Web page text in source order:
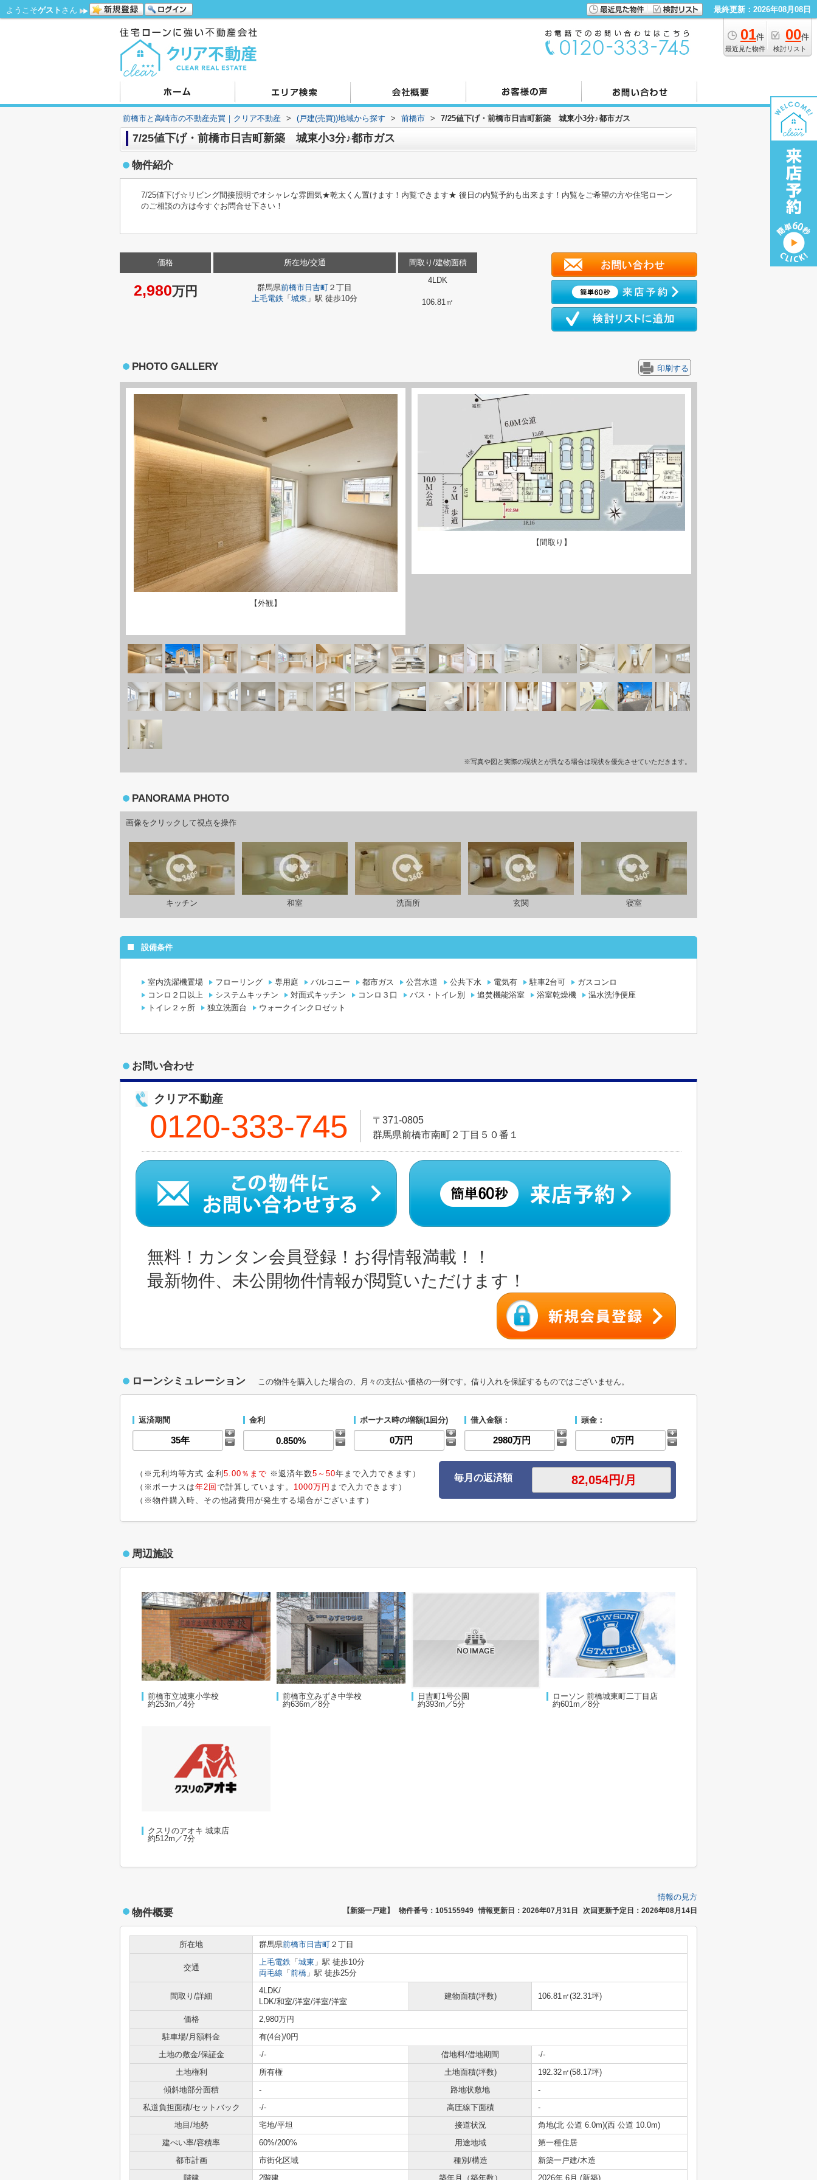
ようこそゲスト さん 最終更新：2026年08月08日
01件
最近見た物件
00件
検討リスト
前橋市と高崎市の不動産売買｜クリア不動産 > (戸建(売買))地域から探す > 前橋市 > 7/25値下げ・前橋市日吉町新築 城東小3分♪都市ガス
7/25値下げ・前橋市日吉町新築 城東小3分♪都市ガス
物件紹介
7/25値下げ☆リビング間接照明でオシャレな雰囲気★乾太くん置けます！内覧できます★ 後日の内覧予約も出来ます！内覧をご希望の方や住宅ローン
のご相談の方は今すぐお問合せ下さい！
価格
2,980万円
所在地/交通
群馬県前橋市 日吉町 ２丁目
上毛電鉄 「 城東 」駅 徒歩10分
間取り/建物面積
4LDK
106.81㎡
PHOTO GALLERY 印刷する
【外観】
【間取り】
※写真や図と実際の現状とが異なる場合は現状を優先させていただきます。
PANORAMA PHOTO
画像をクリックして視点を操作
キッチン 和室 洗面所 玄関 寝室
設備条件
室内洗濯機置場 フローリング 専用庭 バルコニー 都市ガス 公営水道 公共下水 電気有 駐車2台可
ガスコンロ
コンロ２口以上
システムキッチン 対面式キッチン コンロ３口 バス・トイレ別 追焚機能浴室 浴室乾燥機
温水洗浄便座
トイレ２ヶ所
独立洗面台 ウォークインクロゼット
お問い合わせ
クリア不動産
0120-333-745
〒371-0805
群馬県前橋市南町２丁目５０番１
無料！カンタン会員登録！お得情報満載！！
最新物件、未公開物件情報が閲覧いただけます！
ローンシミュレーション この物件を購入した場合の、月々の支払い価格の一例です。借り入れを保証するものではございません。
返済期間 金利 ボーナス時の増額(1回分) 借入金額： 頭金：
（※元利均等方式 金利 5.00％まで ※返済年数5～50年まで入力できます）
（※ボーナスは年2回 で計算しています。 1000万円 まで入力できます）
（※物件購入時、その他諸費用が発生する場合がございます）
毎月の返済額
周辺施設
前橋市立城東小学校
約253m／4分
前橋市立みずき中学校
約636m／8分
日吉町1号公園
約393m／5分
ローソン 前橋城東町二丁目店
約601m／8分
クスリのアオキ 城東店
約512m／7分
情報の見方
物件概要 【新築一戸建】 物件番号：105155949 情報更新日：2026年07月31日 次回更新予定日：2026年08月14日
所在地 群馬県前橋市 日吉町 ２丁目
交通
上毛電鉄 「 城東 」駅 徒歩10分
両毛線 「 前橋 」駅 徒歩25分
間取り/詳細
4LDK/
LDK/和室/洋室/洋室/洋室
建物面積(坪数) 106.81㎡(32.31坪)
価格
2,980万円
駐車場/月額料金
有(4台)/0円
土地の敷金/保証金
-/- 借地料/借地期間
-/-
土地権利
所有権 土地面積(坪数)
192.32㎡(58.17坪)
傾斜地部分面積
- 路地状敷地
-
私道負担面積/セットバック
-/- 高圧線下面積
-
地目/地勢
宅地/平坦 接道状況
角地(北 公道 6.0m)(西 公道 10.0m)
建ぺい率/容積率
60%/200% 用途地域
第一種住居
都市計画
市街化区域 種別/構造
新築一戸建/木造
階建
2階建 築年月（築年数） 2026年 6月 (新築)